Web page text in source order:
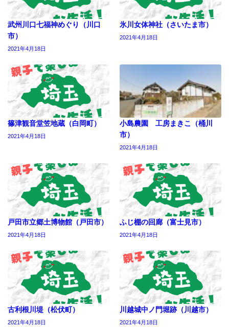
武州川口七福神めぐり（川口
市）
2021年4月18日
氷川女体神社（さいたま市）
2021年4月18日
篠津観音堂笠地蔵（白岡町）
2021年4月18日
小島農園 工房まきこ（桶川
市）
2021年4月18日
戸田市立郷土博物館（戸田市）
2021年4月18日
ふじ棚の回廊（富士見市）
2021年4月18日
古利根川堤（松伏町）
2021年4月18日
川越城中ノ門堀跡（川越市）
2021年4月18日